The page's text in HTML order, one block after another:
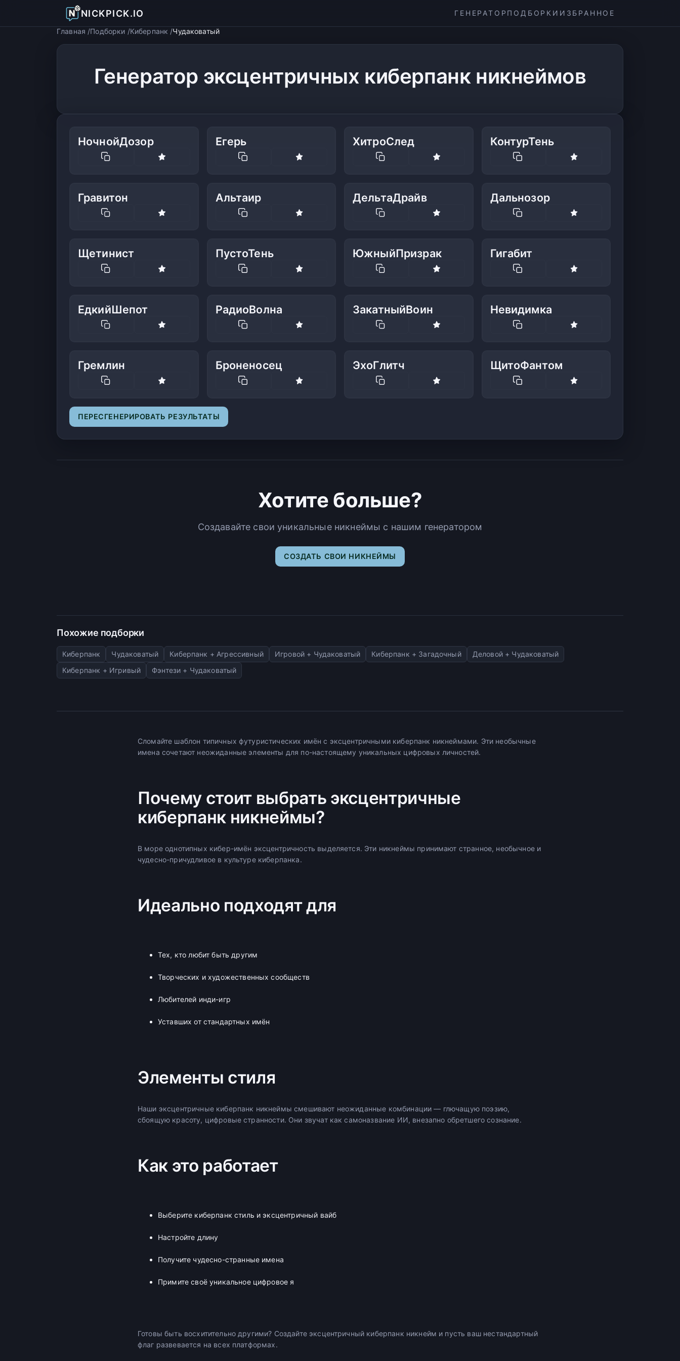
NICKPICK.IO ГЕНЕРАТОР ПОДБОРКИ ИЗБРАННОЕ
Главная Подборки Киберпанк Чудаковатый
Генератор эксцентричных киберпанк никнеймов
НочнойДозор Егерь ХитроСлед КонтурТень
Гравитон Альтаир ДельтаДрайв Дальнозор
Щетинист ПустоТень ЮжныйПризрак Гигабит
ЕдкийШепот РадиоВолна ЗакатныйВоин Невидимка
Гремлин Броненосец ЭхоГлитч ЩитоФантом
ПЕРЕСГЕНЕРИРОВАТЬ РЕЗУЛЬТАТЫ
Хотите больше?
Создавайте свои уникальные никнеймы с нашим генератором
СОЗДАТЬ СВОИ НИКНЕЙМЫ
Похожие подборки
Киберпанк Чудаковатый Киберпанк + Агрессивный Игровой + Чудаковатый Киберпанк + Загадочный
Деловой + Чудаковатый
Киберпанк + Игривый
Фэнтези + Чудаковатый
Сломайте шаблон типичных футуристических имён с эксцентричными киберпанк никнеймами. Эти необычные
имена сочетают неожиданные элементы для по-настоящему уникальных цифровых личностей.
Почему стоит выбрать эксцентричные
киберпанк никнеймы?
В море однотипных кибер-имён эксцентричность выделяется. Эти никнеймы принимают странное, необычное и
чудесно-причудливое в культуре киберпанка.
Идеально подходят для
Тех, кто любит быть другим
Творческих и художественных сообществ
Любителей инди-игр
Уставших от стандартных имён
Элементы стиля
Наши эксцентричные киберпанк никнеймы смешивают неожиданные комбинации — глючащую поэзию,
сбоящую красоту, цифровые странности. Они звучат как самоназвание ИИ, внезапно обретшего сознание.
Как это работает
Выберите киберпанк стиль и эксцентричный вайб
Настройте длину
Получите чудесно-странные имена
Примите своё уникальное цифровое я
Готовы быть восхитительно другими? Создайте эксцентричный киберпанк никнейм и пусть ваш нестандартный
флаг развевается на всех платформах.